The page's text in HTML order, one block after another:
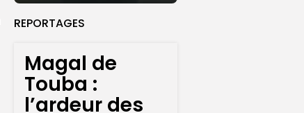
REPORTAGES
Magal de
Touba :
l’ardeur des